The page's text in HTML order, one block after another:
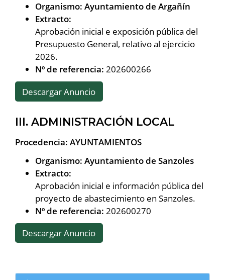
Organismo: Ayuntamiento de Argañín
Extracto:
Aprobación inicial e exposición pública del
Presupuesto General, relativo al ejercicio
2026.
Nº de referencia: 202600266
Descargar Anuncio
III. ADMINISTRACIÓN LOCAL
Procedencia: AYUNTAMIENTOS
Organismo: Ayuntamiento de Sanzoles
Extracto:
Aprobación inicial e información pública del
proyecto de abastecimiento en Sanzoles.
Nº de referencia: 202600270
Descargar Anuncio